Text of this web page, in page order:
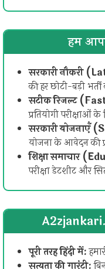
हम
सरकारी नौकरी
की हर छोटी-बड़ी
सटीक रिजल्ट
प्रतियोगी परीक्षाओं
सरकारी योजनाएँ
योजना के आवेदन की
शिक्षा समाचार
परीक्षा डेटशीट और
पूरी तरह हिंदी में:
सत्यता की गारंटी: